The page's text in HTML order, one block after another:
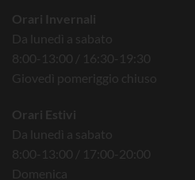
Orari Invernali
Da lunedì a sabato
8:00-13:00 / 16:30-19:30
Giovedì pomeriggio chiuso
Orari Estivi
Da lunedì a sabato
8:00-13:00 / 17:00-20:00
Domenica